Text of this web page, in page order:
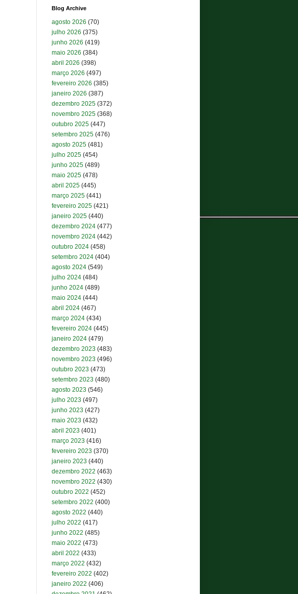
Blog Archive
agosto 2026 (70)
julho 2026 (375)
junho 2026 (419)
maio 2026 (384)
abril 2026 (398)
março 2026 (497)
fevereiro 2026 (385)
janeiro 2026 (387)
dezembro 2025 (372)
novembro 2025 (368)
outubro 2025 (447)
setembro 2025 (476)
agosto 2025 (481)
julho 2025 (454)
junho 2025 (489)
maio 2025 (478)
abril 2025 (445)
março 2025 (441)
fevereiro 2025 (421)
janeiro 2025 (440)
dezembro 2024 (477)
novembro 2024 (442)
outubro 2024 (458)
setembro 2024 (404)
agosto 2024 (549)
julho 2024 (484)
junho 2024 (489)
maio 2024 (444)
abril 2024 (467)
março 2024 (434)
fevereiro 2024 (445)
janeiro 2024 (479)
dezembro 2023 (483)
novembro 2023 (496)
outubro 2023 (473)
setembro 2023 (480)
agosto 2023 (546)
julho 2023 (497)
junho 2023 (427)
maio 2023 (432)
abril 2023 (401)
março 2023 (416)
fevereiro 2023 (370)
janeiro 2023 (440)
dezembro 2022 (463)
novembro 2022 (430)
outubro 2022 (452)
setembro 2022 (400)
agosto 2022 (440)
julho 2022 (417)
junho 2022 (485)
maio 2022 (473)
abril 2022 (433)
março 2022 (432)
fevereiro 2022 (402)
janeiro 2022 (406)